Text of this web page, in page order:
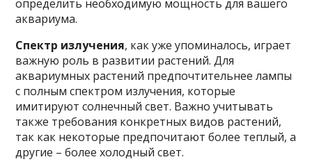
определить необходимую мощность для вашего
аквариума.
Спектр излучения, как уже упоминалось, играет
важную роль в развитии растений. Для
аквариумных растений предпочтительнее лампы
с полным спектром излучения, которые
имитируют солнечный свет. Важно учитывать
также требования конкретных видов растений,
так как некоторые предпочитают более теплый, а
другие – более холодный свет.